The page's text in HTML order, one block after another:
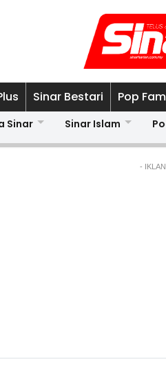
Sinar Bestari Pop
Sinar Sinar Islam
-